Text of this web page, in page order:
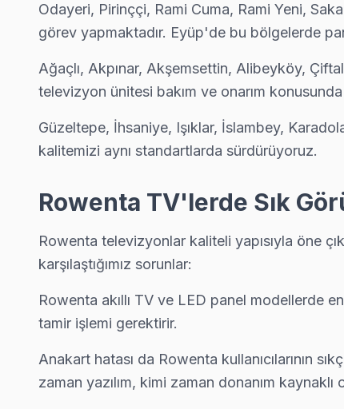
Topçular Rowenta Servis
Eyüp genelinde Topçular bölgesinde Rowenta TV
Topçular Rowenta Anakart Tamiri →
Yeşilpınar Rowenta Servis
Yeşilpınar sakinlerine özel: Rowenta TV tamirinde parça
Yeşilpınar Rowenta Açılmıyor Arıza →
Eyüp Rowenta TV Servis Hizmet Bölgesi
Eyüp bölgesine kapıya gelen Rowenta TV tamir servisi
Odayeri, Pirinççi, Rami Cuma, Rami Yeni,
görev yapmaktadır. Eyüp'de bu bölgelerde
Ağaçlı, Akpınar, Akşemsettin, Alibeyköy,
televizyon ünitesi bakım ve onarım
Güzeltepe, İhsaniye, Işıklar, İslambey,
kalitemizi aynı standartlarda sürdürüyoruz.
Rowenta TV'lerde Sık
Rowenta televizyonlar kaliteli yapısıyla öne
karşılaştığımız sorunlar:
Rowenta akıllı TV ve LED panel modellerde
tamir işlemi gerektirir.
Anakart hatası da Rowenta kullanıcılarının
zaman yazılım, kimi zaman donanım